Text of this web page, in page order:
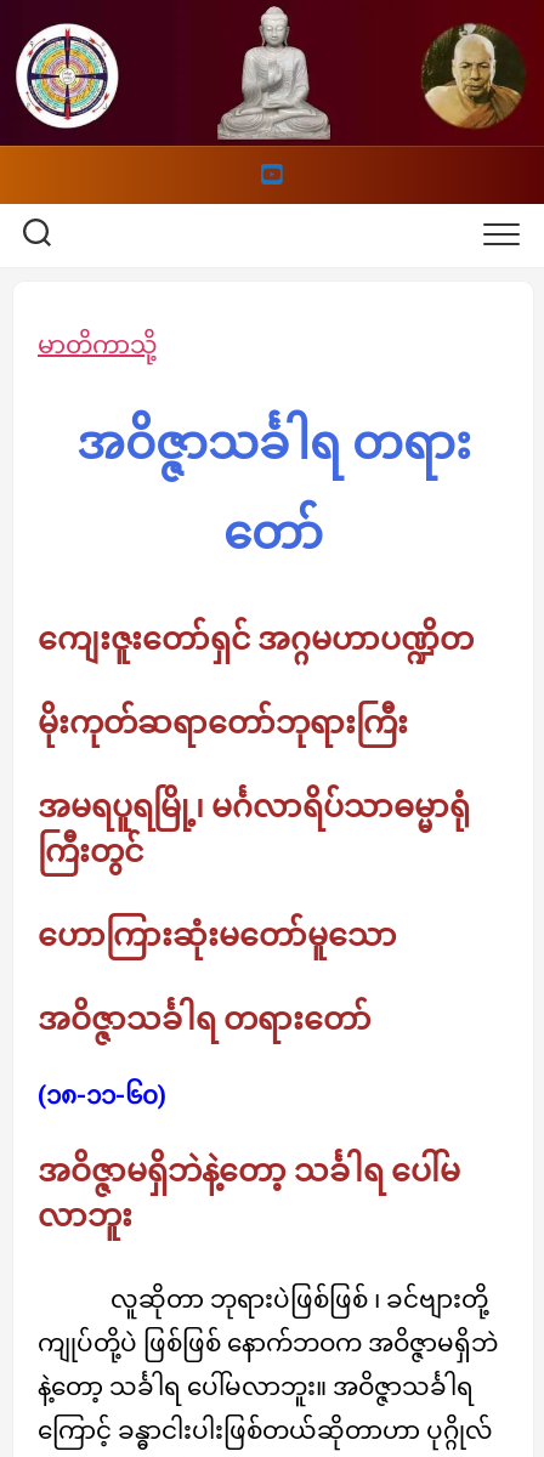
content
မာတိကာသို့
အဝိဇ္ဇာသင်္ခါရ တရား
တော်
ကျေးဇူးတော်ရှင် အဂ္ဂမဟာပဏ္ဍိတ
မိုးကုတ်ဆရာတော်ဘုရားကြီး
အမရပူရမြို့၊ မင်္ဂလာရိပ်သာဓမ္မာရုံ
ကြီးတွင်
ဟောကြားဆုံးမတော်မူသော
အဝိဇ္ဇာသင်္ခါရ တရားတော်
(၁၈-၁၁-၆၀)
အဝိဇ္ဇာမရှိဘဲနဲ့တော့ သင်္ခါရ ပေါ်မ
လာဘူး
လူဆိုတာ ဘုရားပဲဖြစ်ဖြစ် ၊ ခင်ဗျားတို့
ကျုပ်တို့ပဲ ဖြစ်ဖြစ် နောက်ဘဝက အဝိဇ္ဇာမရှိဘဲ
နဲ့တော့ သင်္ခါရ ပေါ်မလာဘူး။ အဝိဇ္ဇာသင်္ခါရ
ကြောင့် ခန္ဓာငါးပါးဖြစ်တယ်ဆိုတာဟာ ပုဂ္ဂိုလ်